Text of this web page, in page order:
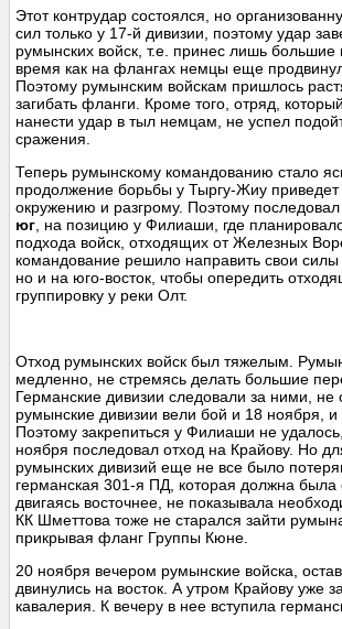
Этот контрудар состоялся, но
сил только у 17-й дивизии, поэтому удар
румынских войск, т.е. принес лишь большие
время как на флангах немцы еще
Поэтому румынским войскам пришлось
загибать фланги. Кроме того, отряд,
нанести удар в тыл немцам, не успел
сражения.
Теперь румынскому командованию стало
продолжение борьбы у Тыргу-Жиу
окружению и разгрому. Поэтому последовал
юг , на позицию у Филиаши, где
подхода войск, отходящих от Железных
командование решило направить свои силы
но и на юго-восток, чтобы опередить
группировку у реки Олт.
Отход румынских войск был тяжелым.
медленно, не стремясь делать большие
Германские дивизии следовали за ними, не
румынские дивизии вели бой и 18 ноября, и
Поэтому закрепиться у Филиаши не
ноября последовал отход на Крайову. Но
румынских дивизий еще не все было
германская 301-я ПД, которая должна была
двигаясь восточнее, не показывала
КК Шметтова тоже не старался зайти
прикрывая фланг Группы Кюне.
20 ноября вечером румынские войска,
двинулись на восток. А утром Крайову уже
кавалерия. К вечеру в нее вступила